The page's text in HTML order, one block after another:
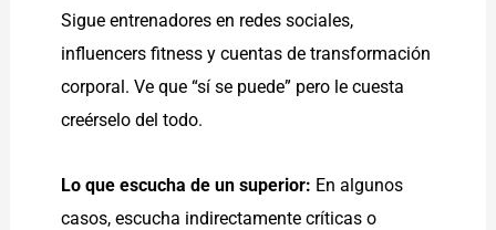
Sigue entrenadores en redes sociales,
influencers fitness y cuentas de transformación
corporal. Ve que “sí se puede” pero le cuesta
creérselo del todo.
Lo que escucha de un superior: En algunos
casos, escucha indirectamente críticas o